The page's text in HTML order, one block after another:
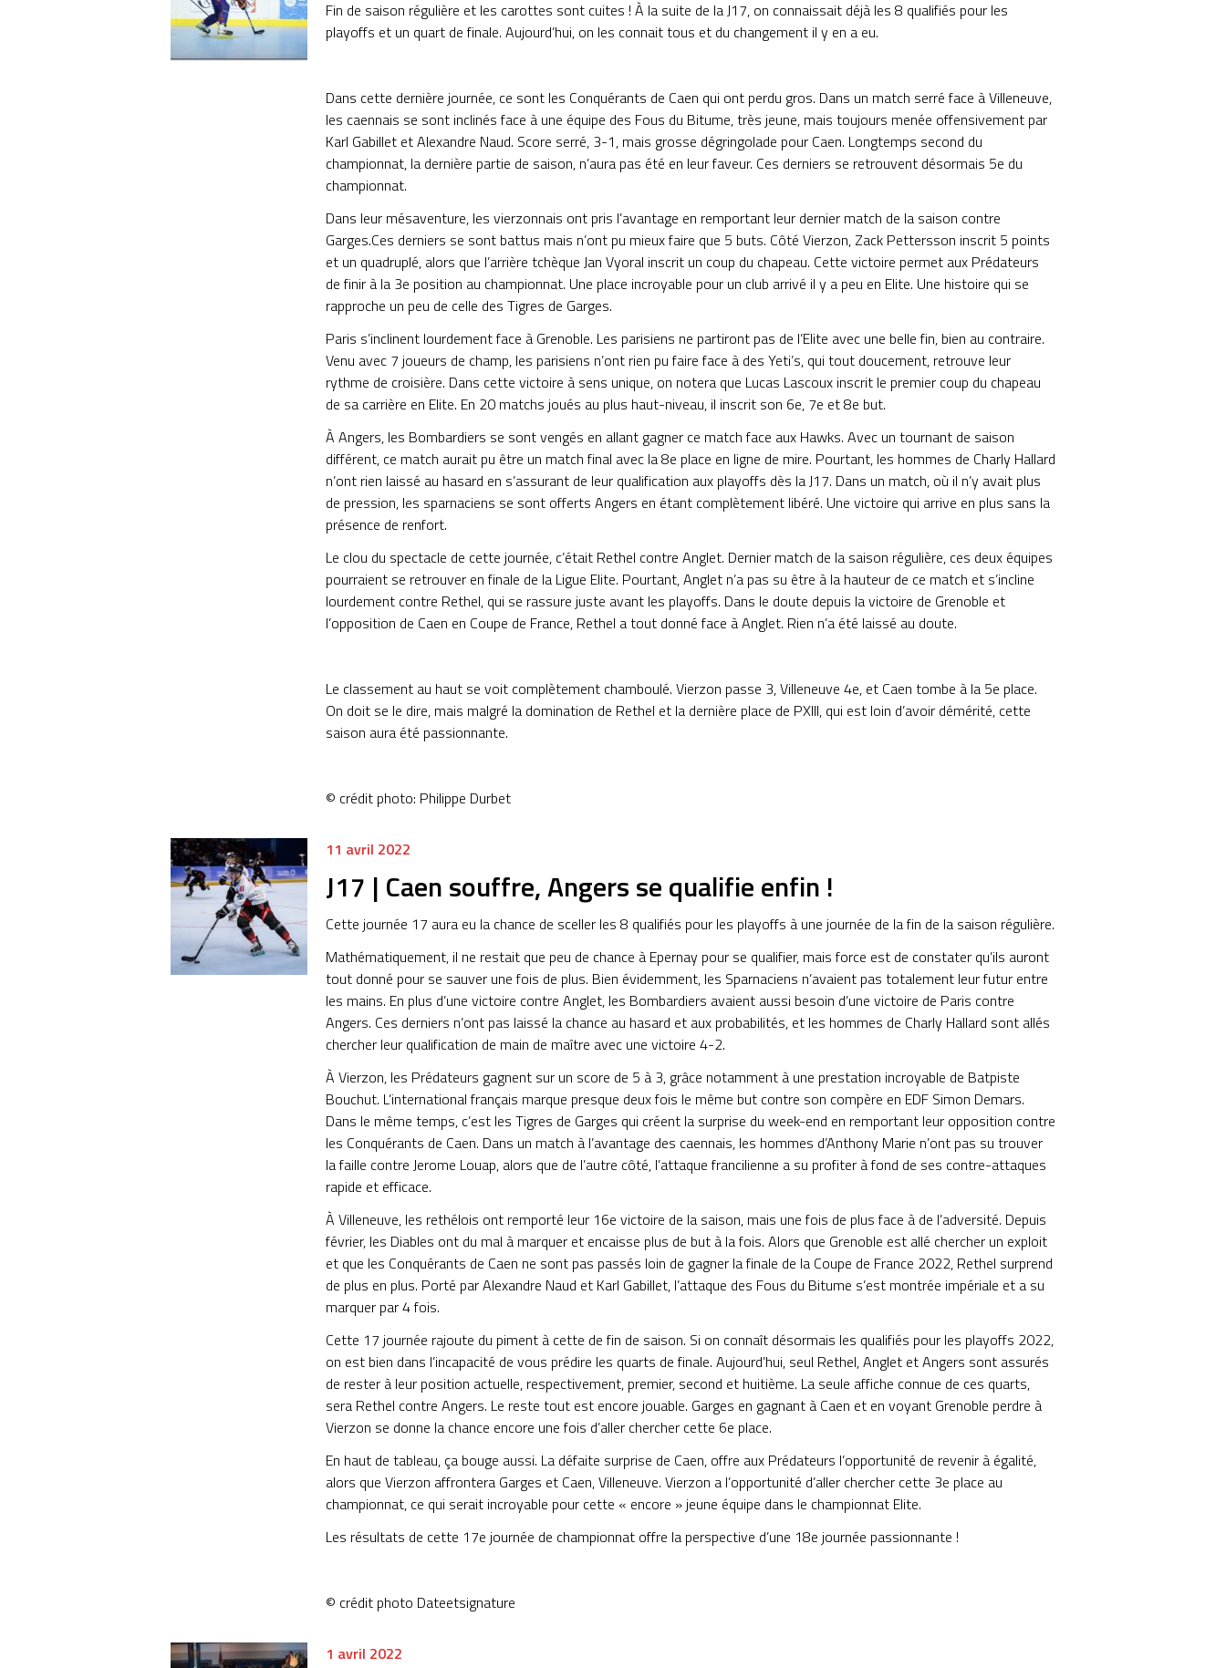
Fin de saison régulière et les carottes sont cuites ! À la suite de la J17, on connaissait déjà les 8 qualifiés pour les
playoffs et un quart de finale. Aujourd’hui, on les connait tous et du changement il y en a eu.
Dans cette dernière journée, ce sont les Conquérants de Caen qui ont perdu gros. Dans un match serré face à Villeneuve,
les caennais se sont inclinés face à une équipe des Fous du Bitume, très jeune, mais toujours menée offensivement par
Karl Gabillet et Alexandre Naud. Score serré, 3-1, mais grosse dégringolade pour Caen. Longtemps second du
championnat, la dernière partie de saison, n’aura pas été en leur faveur. Ces derniers se retrouvent désormais 5e du
championnat.
Dans leur mésaventure, les vierzonnais ont pris l’avantage en remportant leur dernier match de la saison contre
Garges.Ces derniers se sont battus mais n’ont pu mieux faire que 5 buts. Côté Vierzon, Zack Pettersson inscrit 5 points
et un quadruplé, alors que l’arrière tchèque Jan Vyoral inscrit un coup du chapeau. Cette victoire permet aux Prédateurs
de finir à la 3e position au championnat. Une place incroyable pour un club arrivé il y a peu en Elite. Une histoire qui se
rapproche un peu de celle des Tigres de Garges.
Paris s’inclinent lourdement face à Grenoble. Les parisiens ne partiront pas de l’Elite avec une belle fin, bien au contraire.
Venu avec 7 joueurs de champ, les parisiens n’ont rien pu faire face à des Yeti’s, qui tout doucement, retrouve leur
rythme de croisière. Dans cette victoire à sens unique, on notera que Lucas Lascoux inscrit le premier coup du chapeau
de sa carrière en Elite. En 20 matchs joués au plus haut-niveau, il inscrit son 6e, 7e et 8e but.
À Angers, les Bombardiers se sont vengés en allant gagner ce match face aux Hawks. Avec un tournant de saison
différent, ce match aurait pu être un match final avec la 8e place en ligne de mire. Pourtant, les hommes de Charly Hallard
n’ont rien laissé au hasard en s’assurant de leur qualification aux playoffs dès la J17. Dans un match, où il n’y avait plus
de pression, les sparnaciens se sont offerts Angers en étant complètement libéré. Une victoire qui arrive en plus sans la
présence de renfort.
Le clou du spectacle de cette journée, c’était Rethel contre Anglet. Dernier match de la saison régulière, ces deux équipes
pourraient se retrouver en finale de la Ligue Elite. Pourtant, Anglet n’a pas su être à la hauteur de ce match et s’incline
lourdement contre Rethel, qui se rassure juste avant les playoffs. Dans le doute depuis la victoire de Grenoble et
l’opposition de Caen en Coupe de France, Rethel a tout donné face à Anglet. Rien n’a été laissé au doute.
Le classement au haut se voit complètement chamboulé. Vierzon passe 3, Villeneuve 4e, et Caen tombe à la 5e place.
On doit se le dire, mais malgré la domination de Rethel et la dernière place de PXIII, qui est loin d’avoir démérité, cette
saison aura été passionnante.
© crédit photo: Philippe Durbet
11 avril 2022
J17 | Caen souffre, Angers se qualifie enfin !
Cette journée 17 aura eu la chance de sceller les 8 qualifiés pour les playoffs à une journée de la fin de la saison régulière.
Mathématiquement, il ne restait que peu de chance à Epernay pour se qualifier, mais force est de constater qu’ils auront
tout donné pour se sauver une fois de plus. Bien évidemment, les Sparnaciens n’avaient pas totalement leur futur entre
les mains. En plus d’une victoire contre Anglet, les Bombardiers avaient aussi besoin d’une victoire de Paris contre
Angers. Ces derniers n’ont pas laissé la chance au hasard et aux probabilités, et les hommes de Charly Hallard sont allés
chercher leur qualification de main de maître avec une victoire 4-2.
À Vierzon, les Prédateurs gagnent sur un score de 5 à 3, grâce notamment à une prestation incroyable de Batpiste
Bouchut. L’international français marque presque deux fois le même but contre son compère en EDF Simon Demars.
Dans le même temps, c’est les Tigres de Garges qui créent la surprise du week-end en remportant leur opposition contre
les Conquérants de Caen. Dans un match à l’avantage des caennais, les hommes d’Anthony Marie n’ont pas su trouver
la faille contre Jerome Louap, alors que de l’autre côté, l’attaque francilienne a su profiter à fond de ses contre-attaques
rapide et efficace.
À Villeneuve, les rethélois ont remporté leur 16e victoire de la saison, mais une fois de plus face à de l’adversité. Depuis
février, les Diables ont du mal à marquer et encaisse plus de but à la fois. Alors que Grenoble est allé chercher un exploit
et que les Conquérants de Caen ne sont pas passés loin de gagner la finale de la Coupe de France 2022, Rethel surprend
de plus en plus. Porté par Alexandre Naud et Karl Gabillet, l’attaque des Fous du Bitume s’est montrée impériale et a su
marquer par 4 fois.
Cette 17 journée rajoute du piment à cette de fin de saison. Si on connaît désormais les qualifiés pour les playoffs 2022,
on est bien dans l’incapacité de vous prédire les quarts de finale. Aujourd’hui, seul Rethel, Anglet et Angers sont assurés
de rester à leur position actuelle, respectivement, premier, second et huitième. La seule affiche connue de ces quarts,
sera Rethel contre Angers. Le reste tout est encore jouable. Garges en gagnant à Caen et en voyant Grenoble perdre à
Vierzon se donne la chance encore une fois d’aller chercher cette 6e place.
En haut de tableau, ça bouge aussi. La défaite surprise de Caen, offre aux Prédateurs l’opportunité de revenir à égalité,
alors que Vierzon affrontera Garges et Caen, Villeneuve. Vierzon a l’opportunité d’aller chercher cette 3e place au
championnat, ce qui serait incroyable pour cette « encore » jeune équipe dans le championnat Elite.
Les résultats de cette 17e journée de championnat offre la perspective d’une 18e journée passionnante !
© crédit photo Dateetsignature
1 avril 2022